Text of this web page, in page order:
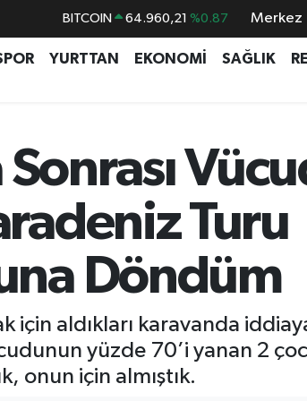
DOLAR 47,7436 %0.18
EURO 55,2510 %0.32
13.779 %-14
BITCOIN 64.960,21 %0.87
Merkez
YURTTAN EKONOMİ SAĞLIK
Turu
Döndüm
için aldıkları karavanda
yüzde 70’i yanan 2
onun için almıştık.